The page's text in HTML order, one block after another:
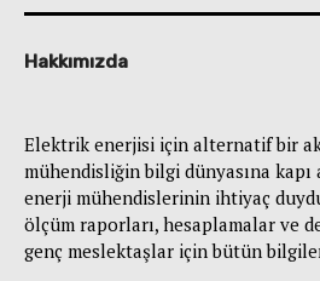
Hakkımızda
Elektrik enerjisi için alternatif bir
mühendisliğin bilgi dünyasına
enerji mühendislerinin ihtiyaç
ölçüm raporları, hesaplamalar ve
genç meslektaşlar için bütün